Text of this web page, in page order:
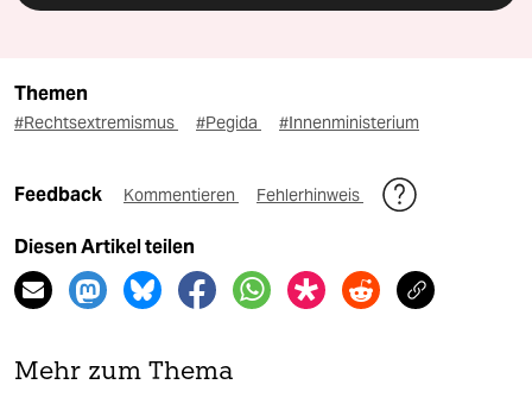
Themen
#Rechtsextremismus #Pegida #Innenministerium
Feedback Kommentieren Fehlerhinweis
Diesen Artikel teilen
Mehr zum Thema